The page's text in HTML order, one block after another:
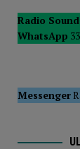
Radio
WhatsApp
Messenger